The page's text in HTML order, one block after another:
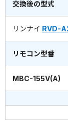
交換後の型式
リンナイ RVD-
リモコン型番
MBC-155V(A)